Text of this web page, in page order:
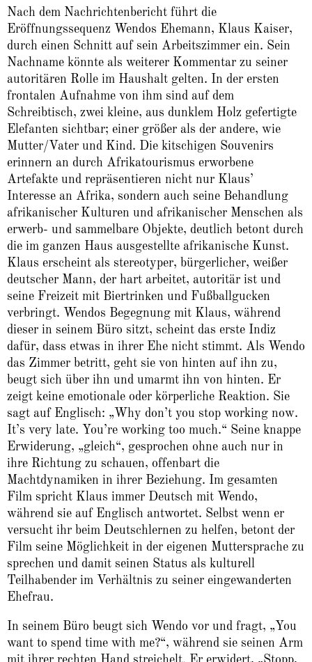
Nach dem Nachrichtenbericht führt die
Eröffnungssequenz Wendos Ehemann, Klaus Kaiser,
durch einen Schnitt auf sein Arbeitszimmer ein. Sein
Nachname könnte als weiterer Kommentar zu seiner
autoritären Rolle im Haushalt gelten. In der ersten
frontalen Aufnahme von ihm sind auf dem
Schreibtisch, zwei kleine, aus dunklem Holz gefertigte
Elefanten sichtbar; einer größer als der andere, wie
Mutter/Vater und Kind. Die kitschigen Souvenirs
erinnern an durch Afrikatourismus erworbene
Artefakte und repräsentieren nicht nur Klaus’
Interesse an Afrika, sondern auch seine Behandlung
afrikanischer Kulturen und afrikanischer Menschen als
erwerb- und sammelbare Objekte, deutlich betont durch
die im ganzen Haus ausgestellte afrikanische Kunst.
Klaus erscheint als stereotyper, bürgerlicher, weißer
deutscher Mann, der hart arbeitet, autoritär ist und
seine Freizeit mit Biertrinken und Fußballgucken
verbringt. Wendos Begegnung mit Klaus, während
dieser in seinem Büro sitzt, scheint das erste Indiz
dafür, dass etwas in ihrer Ehe nicht stimmt. Als Wendo
das Zimmer betritt, geht sie von hinten auf ihn zu,
beugt sich über ihn und umarmt ihn von hinten. Er
zeigt keine emotionale oder körperliche Reaktion. Sie
sagt auf Englisch: „Why don’t you stop working now.
It’s very late. You’re working too much.“ Seine knappe
Erwiderung, „gleich“, gesprochen ohne auch nur in
ihre Richtung zu schauen, offenbart die
Machtdynamiken in ihrer Beziehung. Im gesamten
Film spricht Klaus immer Deutsch mit Wendo,
während sie auf Englisch antwortet. Selbst wenn er
versucht ihr beim Deutschlernen zu helfen, betont der
Film seine Möglichkeit in der eigenen Muttersprache zu
sprechen und damit seinen Status als kulturell
Teilhabender im Verhältnis zu seiner eingewanderten
Ehefrau.
In seinem Büro beugt sich Wendo vor und fragt, „You
want to spend time with me?“, während sie seinen Arm